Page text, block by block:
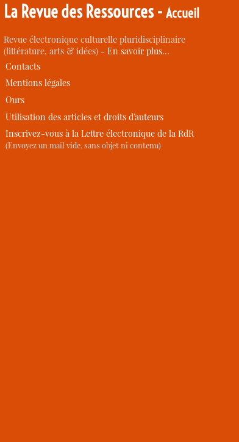
La Revue des Ressources -Accueil
Revue électronique culturelle pluridisciplinaire
(littérature, arts & idées) -En savoir plus…
Contacts
Mentions légales
Ours
Utilisation des articles et droits d’auteurs
Inscrivez-vous à la Lettre électronique de la RdR
(Envoyez un mail vide, sans objet ni contenu)